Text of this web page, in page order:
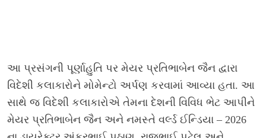
આ પ્રસંગની પૂર્ણાહુતિ પર મેયર પ્રતિભાબેન જૈન દ્વારા
વિદેશી કલાકારોને મોમેન્ટો અર્પણ કરવામાં આવ્યા હતા. આ
સાથે જ વિદેશી કલાકારોએ તેમના દેશની વિવિધ ભેટ આપીને
મેયર પ્રતિભાબેન જૈન અને નમસ્તે વર્લ્ડ ઈન્ડિયા – 2026